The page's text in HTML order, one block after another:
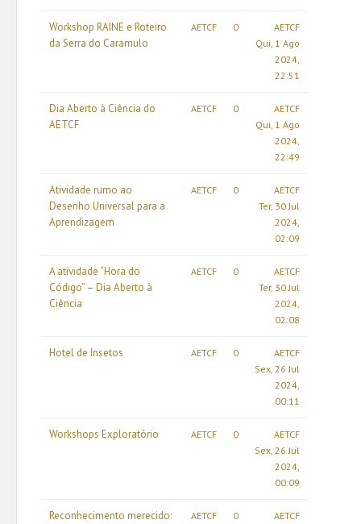
Workshop RAINE e Roteiro
da Serra do Caramulo
AETCF 0
AETCF
Qui, 1 Ago
2024,
22:51
Dia Aberto à Ciência do
AETCF
AETCF 0
AETCF
Qui, 1 Ago
2024,
22:49
Atividade rumo ao
Desenho Universal para a
Aprendizagem
AETCF 0
AETCF
Ter, 30 Jul
2024,
02:09
A atividade “Hora do
Código” – Dia Aberto à
Ciência
AETCF 0
AETCF
Ter, 30 Jul
2024,
02:08
Hotel de Insetos AETCF 0
AETCF
Sex, 26 Jul
2024,
00:11
Workshops Exploratório AETCF 0
AETCF
Sex, 26 Jul
2024,
00:09
Reconhecimento merecido:
AETCF 0
AETCF